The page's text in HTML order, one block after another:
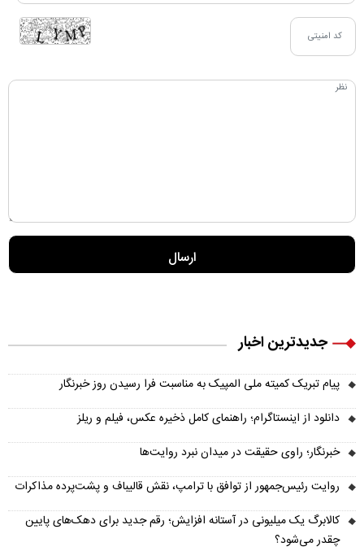
جدیدترین اخبار
پیام تبریک کمیته ملی المپیک به مناسبت فرا رسیدن روز خبرنگار
دانلود از اینستاگرام؛ راهنمای کامل ذخیره عکس، فیلم و ریلز
خبرنگار؛ راوی حقیقت در میدان نبرد روایت‌ها
روایت رئیس‌جمهور از توافق با ترامپ، نقش قالیباف و پشت‌پرده مذاکرات
کالابرگ یک میلیونی در آستانه افزایش؛ رقم جدید برای دهک‌های پایین
چقدر می‌شود؟